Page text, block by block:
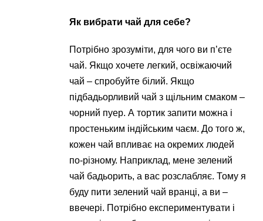
Як вибрати чай для себе?
Потрібно зрозуміти, для чого ви п’єте
чай. Якщо хочете легкий, освіжаючий
чай – спробуйте білий. Якщо
підбадьорливий чай з щільним смаком –
чорний пуер. А тортик запити можна і
простеньким індійським чаєм. До того ж,
кожен чай впливає на окремих людей
по-різному. Наприклад, мене зелений
чай бадьорить, а вас розслабляє. Тому я
буду пити зелений чай вранці, а ви –
ввечері. Потрібно експериментувати і